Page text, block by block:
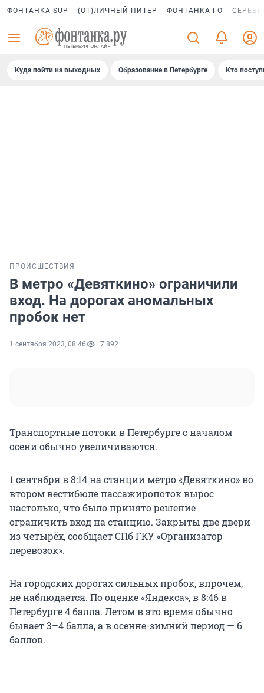
ФОНТАНКА SUP (ОТ)ЛИЧНЫЙ ПИТЕР ФОНТАНКА ГО
Куда пойти на выходных Образование в Петербурге Кто
ПРОИСШЕСТВИЯ
В метро «Девяткино» ограничили
вход. На дорогах аномальных
пробок нет
1 сентября 2023, 08:46 7 892
Транспортные потоки в Петербурге с началом
осени обычно увеличиваются.
1 сентября в 8:14 на станции метро «Девяткино» во
втором вестибюле пассажиропоток вырос
настолько, что было принято решение
ограничить вход на станцию. Закрыты две двери
из четырёх, сообщает СПб ГКУ «Организатор
перевозок».
На городских дорогах сильных пробок, впрочем,
не наблюдается. По оценке «Яндекса», в 8:46 в
Петербурге 4 балла. Летом в это время обычно
бывает 3–4 балла, а в осенне-зимний период — 6
баллов.